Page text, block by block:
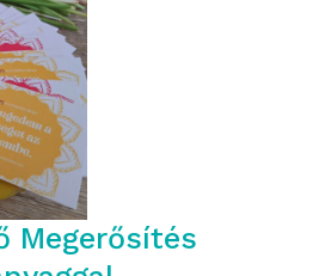
Megerősítés